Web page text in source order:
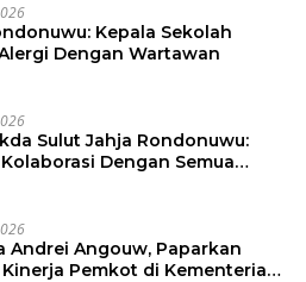
Kepala Sekolah
Dengan Wartawan
Sulut Jahja Rondonuwu:
Dengan Semua
Andrei Angouw, Paparkan
Pemkot di Kementerian